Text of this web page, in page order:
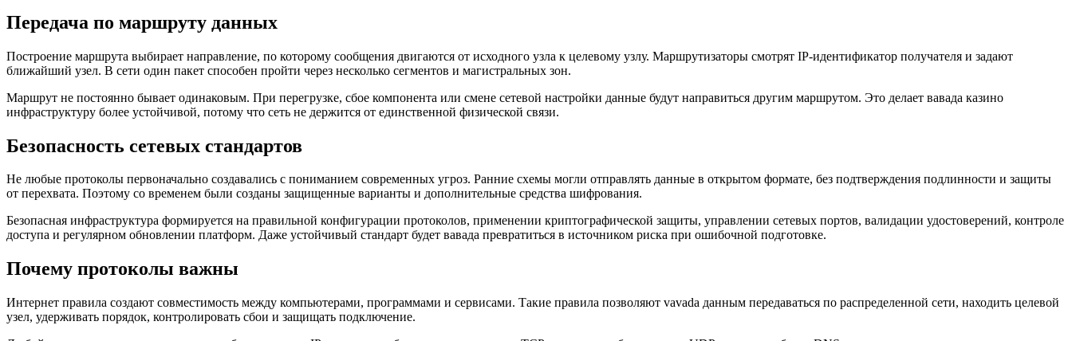
Передача по маршруту данных
Построение маршрута выбирает направление, по которому сообщения двигаются от исходного узла к целевому узлу. Маршрутизаторы смотрят IP-идентификатор получателя и задают
ближайший узел. В сети один пакет способен пройти через несколько сегментов и магистральных зон.
Маршрут не постоянно бывает одинаковым. При перегрузке, сбое компонента или смене сетевой настройки данные будут направиться другим маршрутом. Это делает вавада казино
инфраструктуру более устойчивой, потому что сеть не держится от единственной физической связи.
Безопасность сетевых стандартов
Не любые протоколы первоначально создавались с пониманием современных угроз. Ранние схемы могли отправлять данные в открытом формате, без подтверждения подлинности и защиты
от перехвата. Поэтому со временем были созданы защищенные варианты и дополнительные средства шифрования.
Безопасная инфраструктура формируется на правильной конфигурации протоколов, применении криптографической защиты, управлении сетевых портов, валидации удостоверений, контроле
доступа и регулярном обновлении платформ. Даже устойчивый стандарт будет вавада превратиться в источником риска при ошибочной подготовке.
Почему протоколы важны
Интернет правила создают совместимость между компьютерами, программами и сервисами. Такие правила позволяют vavada данным передаваться по распределенной сети, находить целевой
узел, удерживать порядок, контролировать сбои и защищать подключение.